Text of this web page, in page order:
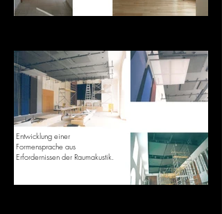
Entwicklung einer
Formensprache aus
Erfordernissen der Raumakustik.